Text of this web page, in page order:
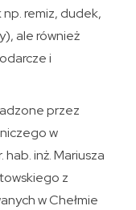
remiz, dudek,
ale również
i
przez
w
hab. inż. Mariusza
z
w Chełmie